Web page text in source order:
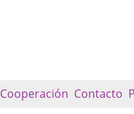
Cooperación Contacto